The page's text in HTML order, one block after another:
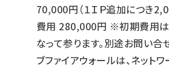
70,000円（１ＩＰ追加につ
費用 280,000円 ※初期費用
なって参ります。別途お問い
ブファイアウォールは、ネット